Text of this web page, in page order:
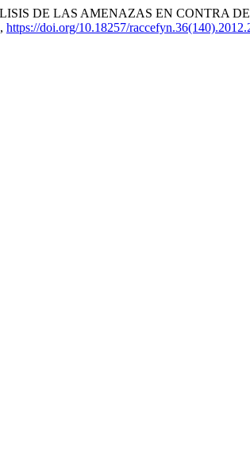
DE LAS AMENAZAS EN CONTRA
https://doi.org/10.18257/